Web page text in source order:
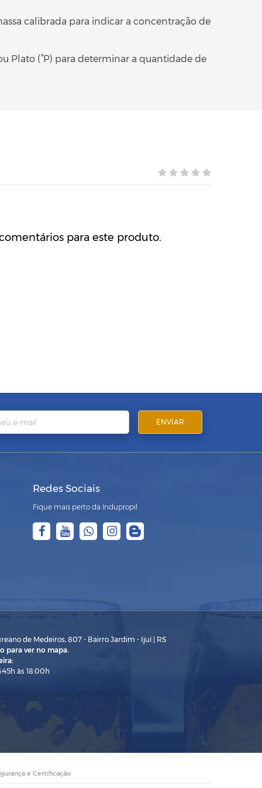
calibrada para indicar a concentração de
Plato (°P) para determinar a quantidade de
para este produto.
Redes Sociais
Fique mais perto da Indupropil
de Medeiros, 807 - Bairro Jardim - Ijuí | RS
para ver no mapa.
às 18:00h
e Certificação